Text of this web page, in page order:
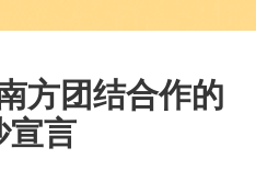
方团结合作的
宣言